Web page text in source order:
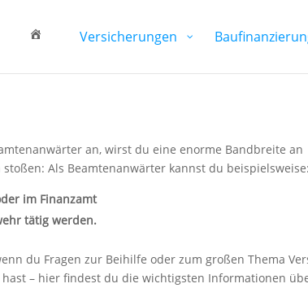
Versicherungen
an, wirst du eine enorme Bandbreite an
Als Beamtenanwärter kannst du beispielsweise:
im Finanzamt
tätig werden.
du Fragen zur Beihilfe oder zum großen Thema
– hier findest du die wichtigsten Informationen